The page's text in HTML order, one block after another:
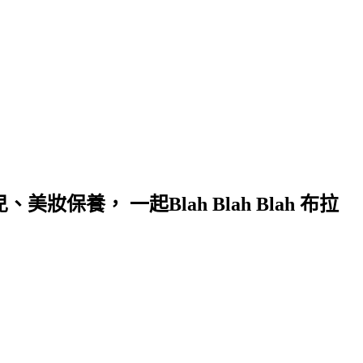
美妝保養， 一起Blah Blah Blah 布拉